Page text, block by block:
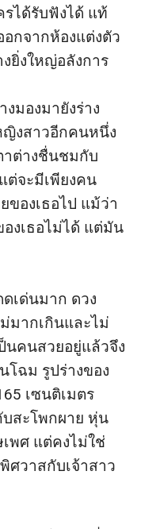
ได้รับฟังได้ แท้
อกจากห้องแต่งตัว
ยิ่งใหญ่อลังการ
มองมายังร่าง
ญิงสาวอีกคนหนึ่ง
ต่างชื่นชมกับ
ต่จะมีเพียงคน
ของเธอไป แม้ว่า
งเธอไม่ได้ แต่มัน
เด่นมาก ดวง
มากเกินและไม่
นคนสวยอยู่แล้วจึง
โฉม รูปร่างของ
เซนติเมตร
บสะโพกผาย หุ่น
พศ แต่คงไม่ใช่
ศวาสกับเจ้าสาว